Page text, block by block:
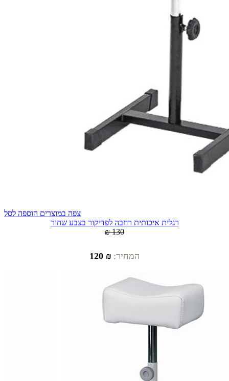
צפה במוצרים הוספה לסל
רגלית איכותית רחבה לפדיקור בצבע שחור
₪ 130
המחיר: ₪ 120